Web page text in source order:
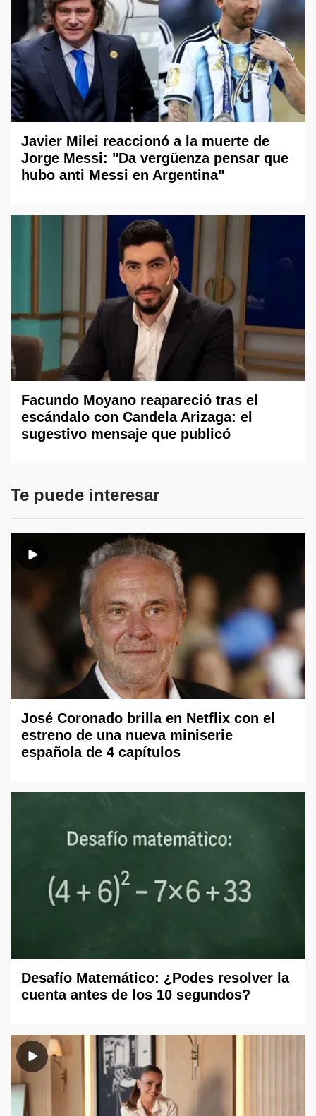
Javier Milei reaccionó a la muerte de
Jorge Messi: "Da vergüenza pensar que
hubo anti Messi en Argentina"
Facundo Moyano reapareció tras el
escándalo con Candela Arizaga: el
sugestivo mensaje que publicó
Te puede interesar
José Coronado brilla en Netflix con el
estreno de una nueva miniserie
española de 4 capítulos
Desafío Matemático: ¿Podes resolver la
cuenta antes de los 10 segundos?